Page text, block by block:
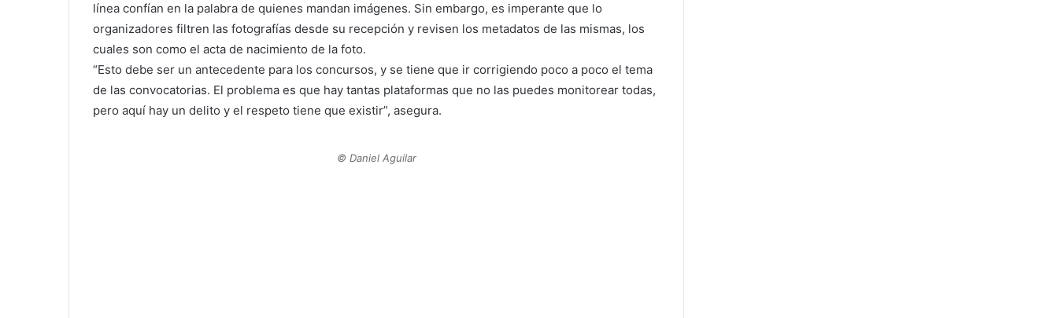
línea confían en la palabra de quienes mandan imágenes. Sin embargo, es imperante que lo
organizadores filtren las fotografías desde su recepción y revisen los metadatos de las mismas, los
cuales son como el acta de nacimiento de la foto.
“Esto debe ser un antecedente para los concursos, y se tiene que ir corrigiendo poco a poco el tema
de las convocatorias. El problema es que hay tantas plataformas que no las puedes monitorear todas,
pero aquí hay un delito y el respeto tiene que existir”, asegura.
© Daniel Aguilar